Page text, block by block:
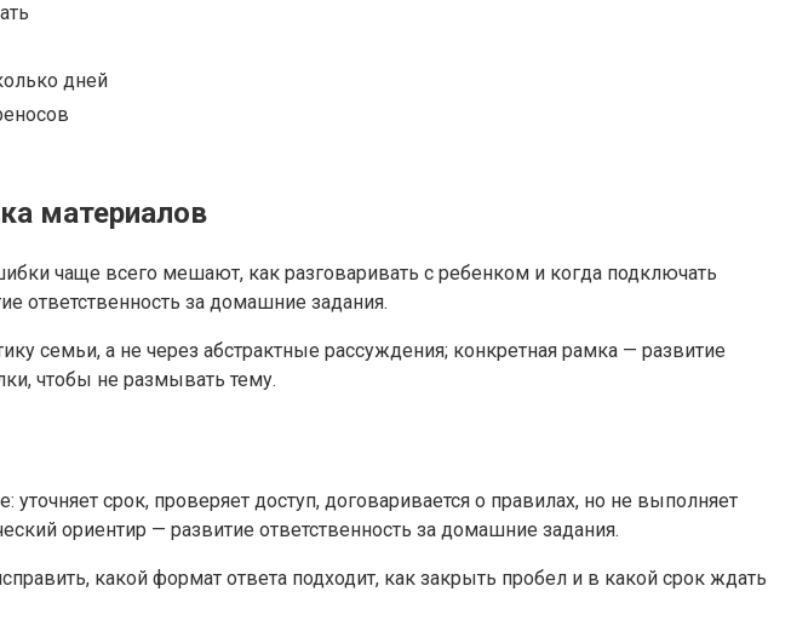
дней
материалов
чаще всего мешают, как разговаривать с ребенком и когда подключать
ответственность за домашние задания.
семьи, а не через абстрактные рассуждения; конкретная рамка — развитие
чтобы не размывать тему.
срок, проверяет доступ, договаривается о правилах, но не выполняет
ориентир — развитие ответственность за домашние задания.
какой формат ответа подходит, как закрыть пробел и в какой срок ждать